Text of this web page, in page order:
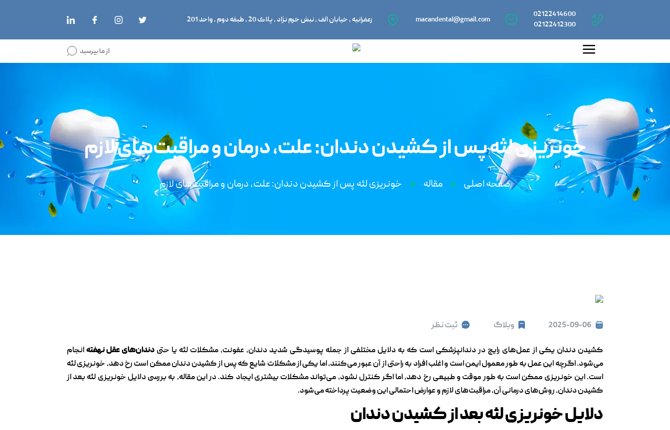
02122414600
02122412300
macandental@gmail.com زعفرانیه ، خیابان الف ، نبش خرم نژاد ، پلاک 20 ، طبقه دوم ، واحد 201
از ما بپرسید
خونریزی لثه پس از کشیدن دندان: علت، درمان و مراقبت‌های لازم
صفحه اصلی مقاله خونریزی لثه پس از کشیدن دندان: علت، درمان و مراقبت‌های لازم
2025-09-06 وبلاگ ثبت نظر
کشیدن دندان یکی از عمل‌های رایج در دندانپزشکی است که به دلایل مختلفی از جمله پوسیدگی شدید دندان، عفونت، مشکلات لثه یا حتی دندان‌های عقل نهفتهانجام
می‌شود. اگرچه این عمل به طور معمول ایمن است و اغلب افراد به راحتی از آن عبور می‌کنند، اما یکی از مشکلات شایع که پس از کشیدن دندان ممکن است رخ دهد، خونریزی لثه
است. این خونریزی ممکن است به طور موقت و طبیعی رخ دهد، اما اگر کنترل نشود، می‌تواند مشکلات بیشتری ایجاد کند. در این مقاله، به بررسی دلایل خونریزی لثه بعد از
کشیدن دندان، روش‌های درمانی آن، مراقبت‌های لازم و عوارض احتمالی این وضعیت پرداخته می‌شود.
دلایل خونریزی لثه بعد از کشیدن دندان